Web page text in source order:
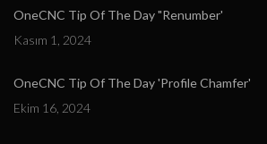
OneCNC Tip Of The Day "Renumber'
Kasım 1, 2024
OneCNC Tip Of The Day 'Profile Chamfer'
Ekim 16, 2024